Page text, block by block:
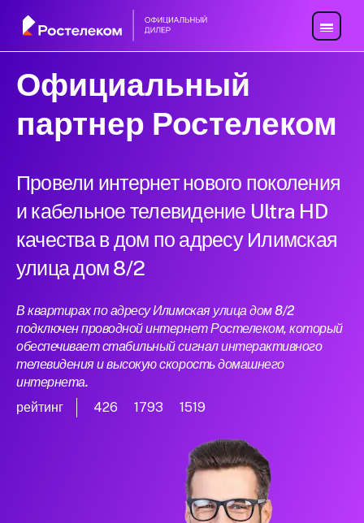
Официальный
партнер Ростелеком
Провели интернет нового поколения
и кабельное телевидение Ultra HD
качества в дом по адресу Илимская
улица дом 8/2
В квартирах по адресу Илимская улица дом 8/2
подключен проводной интернет Ростелеком, который
обеспечивает стабильный сигнал интерактивного
телевидения и высокую скорость домашнего
интернета.
рейтинг
426 1793 1519